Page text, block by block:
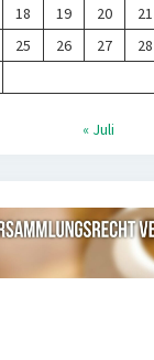
18 19 20 21
25 26 27 28
« Juli